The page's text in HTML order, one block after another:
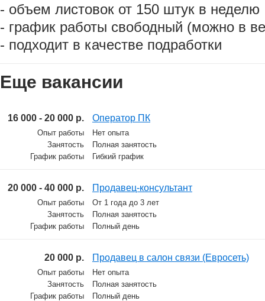
- объем листовок от 150 штук в неделю
- график работы свободный (можно в
- подходит в качестве подработки
Еще вакансии
16 000 - 20 000 р. Оператор ПК
Опыт работы
Нет опыта
Занятость
Полная занятость
График работы
Гибкий график
20 000 - 40 000 р. Продавец-консультант
Опыт работы
От 1 года до 3 лет
Занятость
Полная занятость
График работы
Полный день
20 000 р. Продавец в салон связи (Евросеть)
Опыт работы
Нет опыта
Занятость
Полная занятость
График работы
Полный день